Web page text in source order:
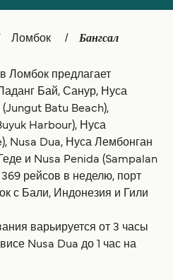
Belgique (FR)
Deutschland
Norge
Indonesia
Maroc (FR)
Ломбок Бангсал
Ломбок предлагает
Бай, Санур, Нуса
Batu Beach),
Harbour), Нуса
Nusa Dua, Нуса Лембонган
и Nusa Penida (Sampalan
рейсов в неделю, порт
с Бали, Индонезия и Гили
варьируется от 3 часы
Nusa Dua до 1 час на